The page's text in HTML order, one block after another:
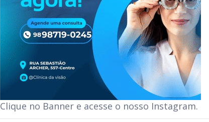
Clique no Banner e acesse o nosso Instagram.